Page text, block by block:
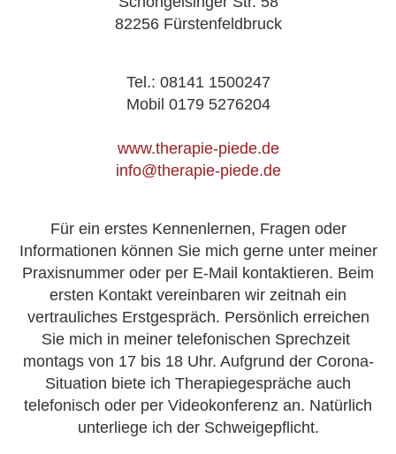
82256 Fürstenfeldbruck
Tel.: 08141 1500247
Mobil 0179 5276204
www.therapie-piede.de
info@therapie-piede.de
Für ein erstes Kennenlernen, Fragen oder
Informationen können Sie mich gerne unter meiner
Praxisnummer oder per E-Mail kontaktieren. Beim
ersten Kontakt vereinbaren wir zeitnah ein
vertrauliches Erstgespräch. Persönlich erreichen
Sie mich in meiner telefonischen Sprechzeit
montags von 17 bis 18 Uhr. Aufgrund der Corona-
Situation biete ich Therapiegespräche auch
telefonisch oder per Videokonferenz an. Natürlich
unterliege ich der Schweigepflicht.